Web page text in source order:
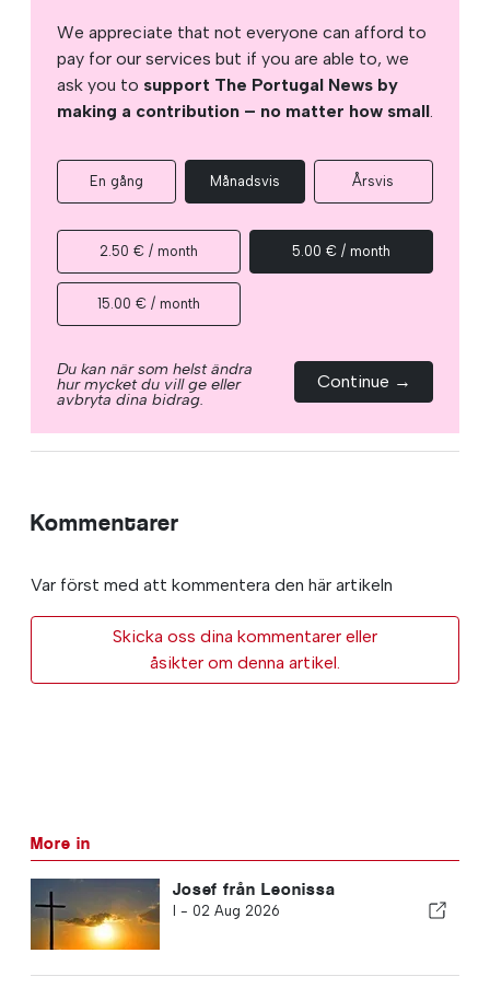
We appreciate that not everyone can afford to
pay for our services but if you are able to, we
ask you to support The Portugal News by
making a contribution – no matter how small.
En gång Månadsvis Årsvis
2.50 € / month 5.00 € / month
15.00 € / month
Du kan när som helst ändra
hur mycket du vill ge eller
avbryta dina bidrag.
Continue →
Kommentarer
Var först med att kommentera den här artikeln
Skicka oss dina kommentarer eller
åsikter om denna artikel.
More in
Josef från Leonissa
I - 02 Aug 2026